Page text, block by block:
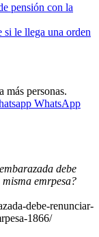
pensión con la
si le llega una orden
más personas.
WhatsApp
debe
emrpesa?
debe-renunciar-
1866/